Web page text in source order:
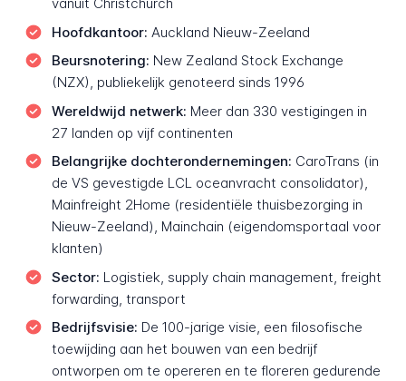
Hoofdkantoor: Auckland Nieuw-Zeeland
Beursnotering: New Zealand Stock Exchange
(NZX), publiekelijk genoteerd sinds 1996
Wereldwijd netwerk: Meer dan 330 vestigingen in
27 landen op vijf continenten
Belangrijke dochterondernemingen: CaroTrans (in
de VS gevestigde LCL oceanvracht consolidator),
Mainfreight 2Home (residentiële thuisbezorging in
Nieuw-Zeeland), Mainchain (eigendomsportaal voor
klanten)
Sector: Logistiek, supply chain management, freight
forwarding, transport
Bedrijfsvisie: De 100-jarige visie, een filosofische
toewijding aan het bouwen van een bedrijf
ontworpen om te opereren en te floreren gedurende